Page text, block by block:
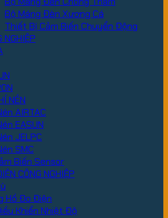
Bộ Máng Đèn Xương Cá
Thiết Bị Cảm Biến Chuyển Động
NGHIỆP
NÉN
AIRTAC
EASUN
JELPC
SMC
Biến Sensor
CÔNG NGHIỆP
Hồ Đo Điện
Khiển Nhiệt Độ